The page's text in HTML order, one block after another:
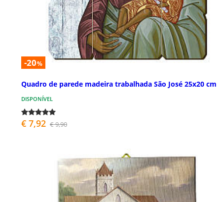
-20%
Quadro de parede madeira trabalhada São José 25x20 cm
DISPONÍVEL
€ 7,92 € 9,90